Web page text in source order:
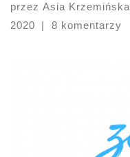
przez Asia Krzemińska
2020
| 8 komentarzy